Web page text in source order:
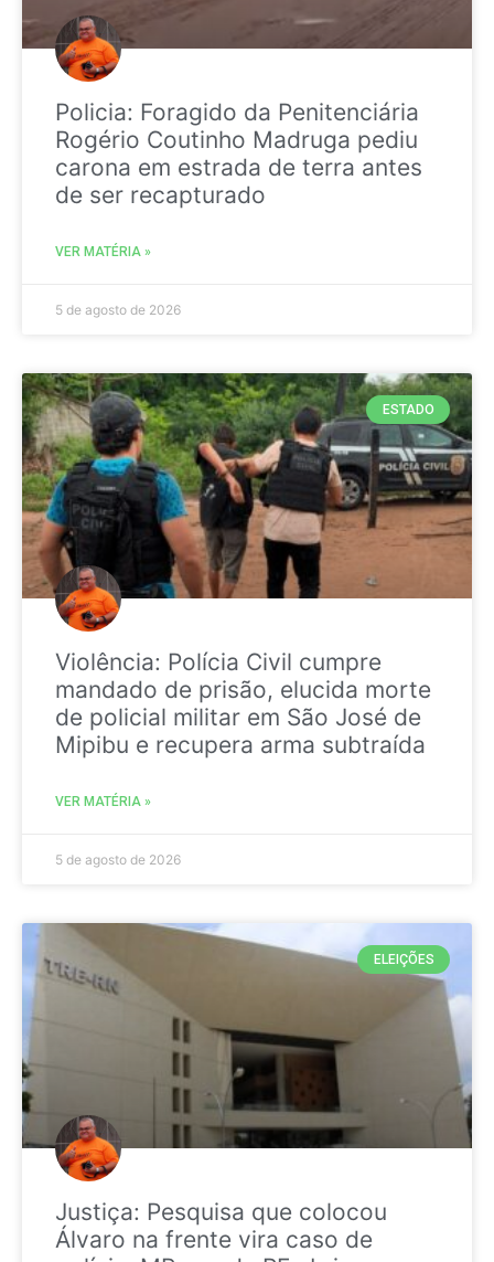
Policia: Foragido da Penitenciária
Rogério Coutinho Madruga pediu
carona em estrada de terra antes
de ser recapturado
VER MATÉRIA »
5 de agosto de 2026
ESTADO
Violência: Polícia Civil cumpre
mandado de prisão, elucida morte
de policial militar em São José de
Mipibu e recupera arma subtraída
VER MATÉRIA »
5 de agosto de 2026
ELEIÇÕES
Justiça: Pesquisa que colocou
Álvaro na frente vira caso de